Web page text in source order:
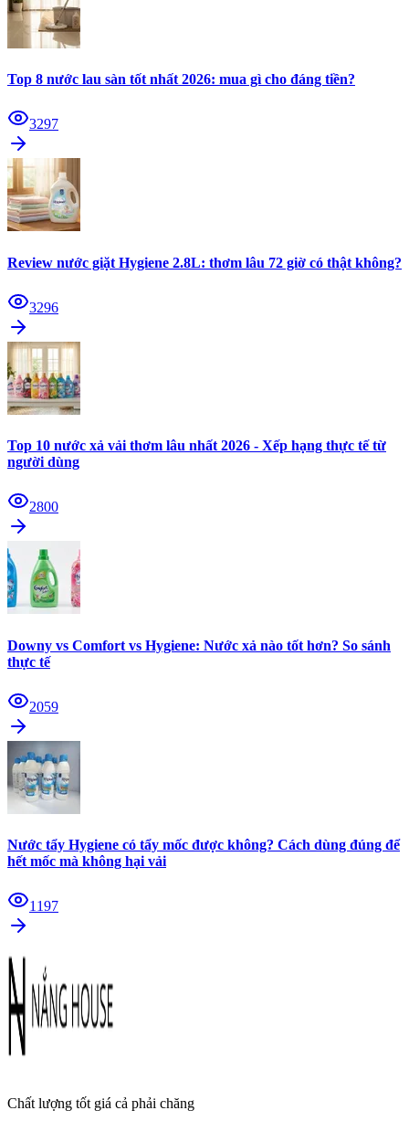
Top 8 nước lau sàn tốt nhất 2026: mua gì cho đáng tiền?
3297
Review nước giặt Hygiene 2.8L: thơm lâu 72 giờ có thật không?
3296
Top 10 nước xả vải thơm lâu nhất 2026 - Xếp hạng thực tế từ
người dùng
2800
Downy vs Comfort vs Hygiene: Nước xả nào tốt hơn? So sánh
thực tế
2059
Nước tẩy Hygiene có tẩy mốc được không? Cách dùng đúng để
hết mốc mà không hại vải
1197
Chất lượng tốt giá cả phải chăng